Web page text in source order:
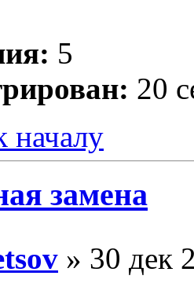
5
20
началу
замена
» 30 дек